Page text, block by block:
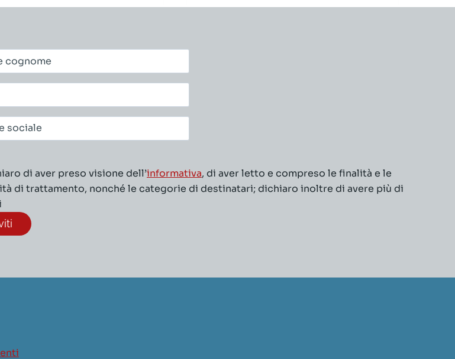
di aver preso visione dell’informativa, di aver letto e compreso le finalità e le
di trattamento, nonché le categorie di destinatari; dichiaro inoltre di avere più di